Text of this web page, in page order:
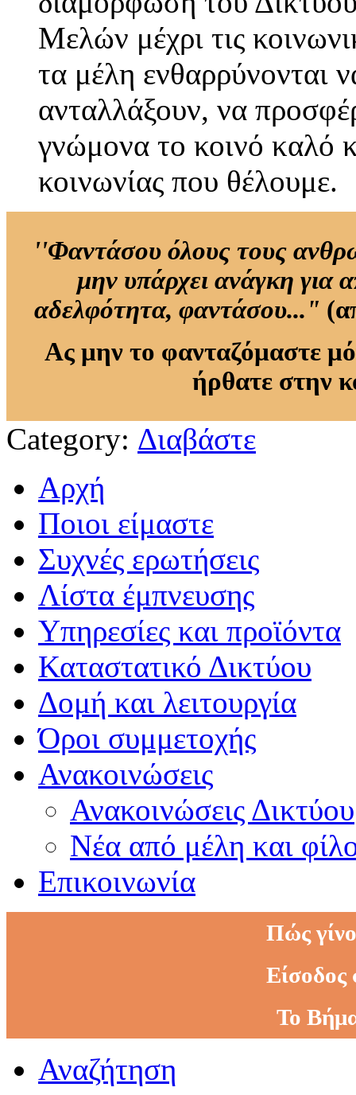
Μελών μέχρι τις
τα μέλη ενθαρρύνονται
ανταλλάξουν, να
γνώμονα το κοινό καλό
κοινωνίας που θέλουμε.
''Φαντάσου όλους τους
μην υπάρχει ανάγκη για
αδελφότητα, φαντάσου..."
Ας μην το φανταζόμαστε
ήρθατε στην
Category: Διαβάστε
Αρχή
Ποιοι είμαστε
Συχνές ερωτήσεις
Λίστα έμπνευσης
Υπηρεσίες και προϊόντα
Καταστατικό Δικτύου
Δομή και λειτουργία
Όροι συμμετοχής
Ανακοινώσεις
Ανακοινώσεις Δικτύου
Νέα από μέλη και
Επικοινωνία
Πώς
Είσοδος
Το
Αναζήτηση